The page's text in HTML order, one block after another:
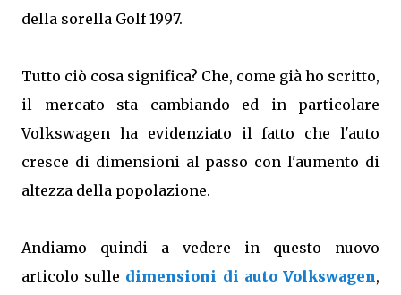
della sorella Golf 1997.
Tutto ciò cosa significa? Che, come già ho scritto,
il mercato sta cambiando ed in particolare
Volkswagen ha evidenziato il fatto che l'auto
cresce di dimensioni al passo con l'aumento di
altezza della popolazione.
Andiamo quindi a vedere in questo nuovo
articolo sulle dimensioni di auto Volkswagen,